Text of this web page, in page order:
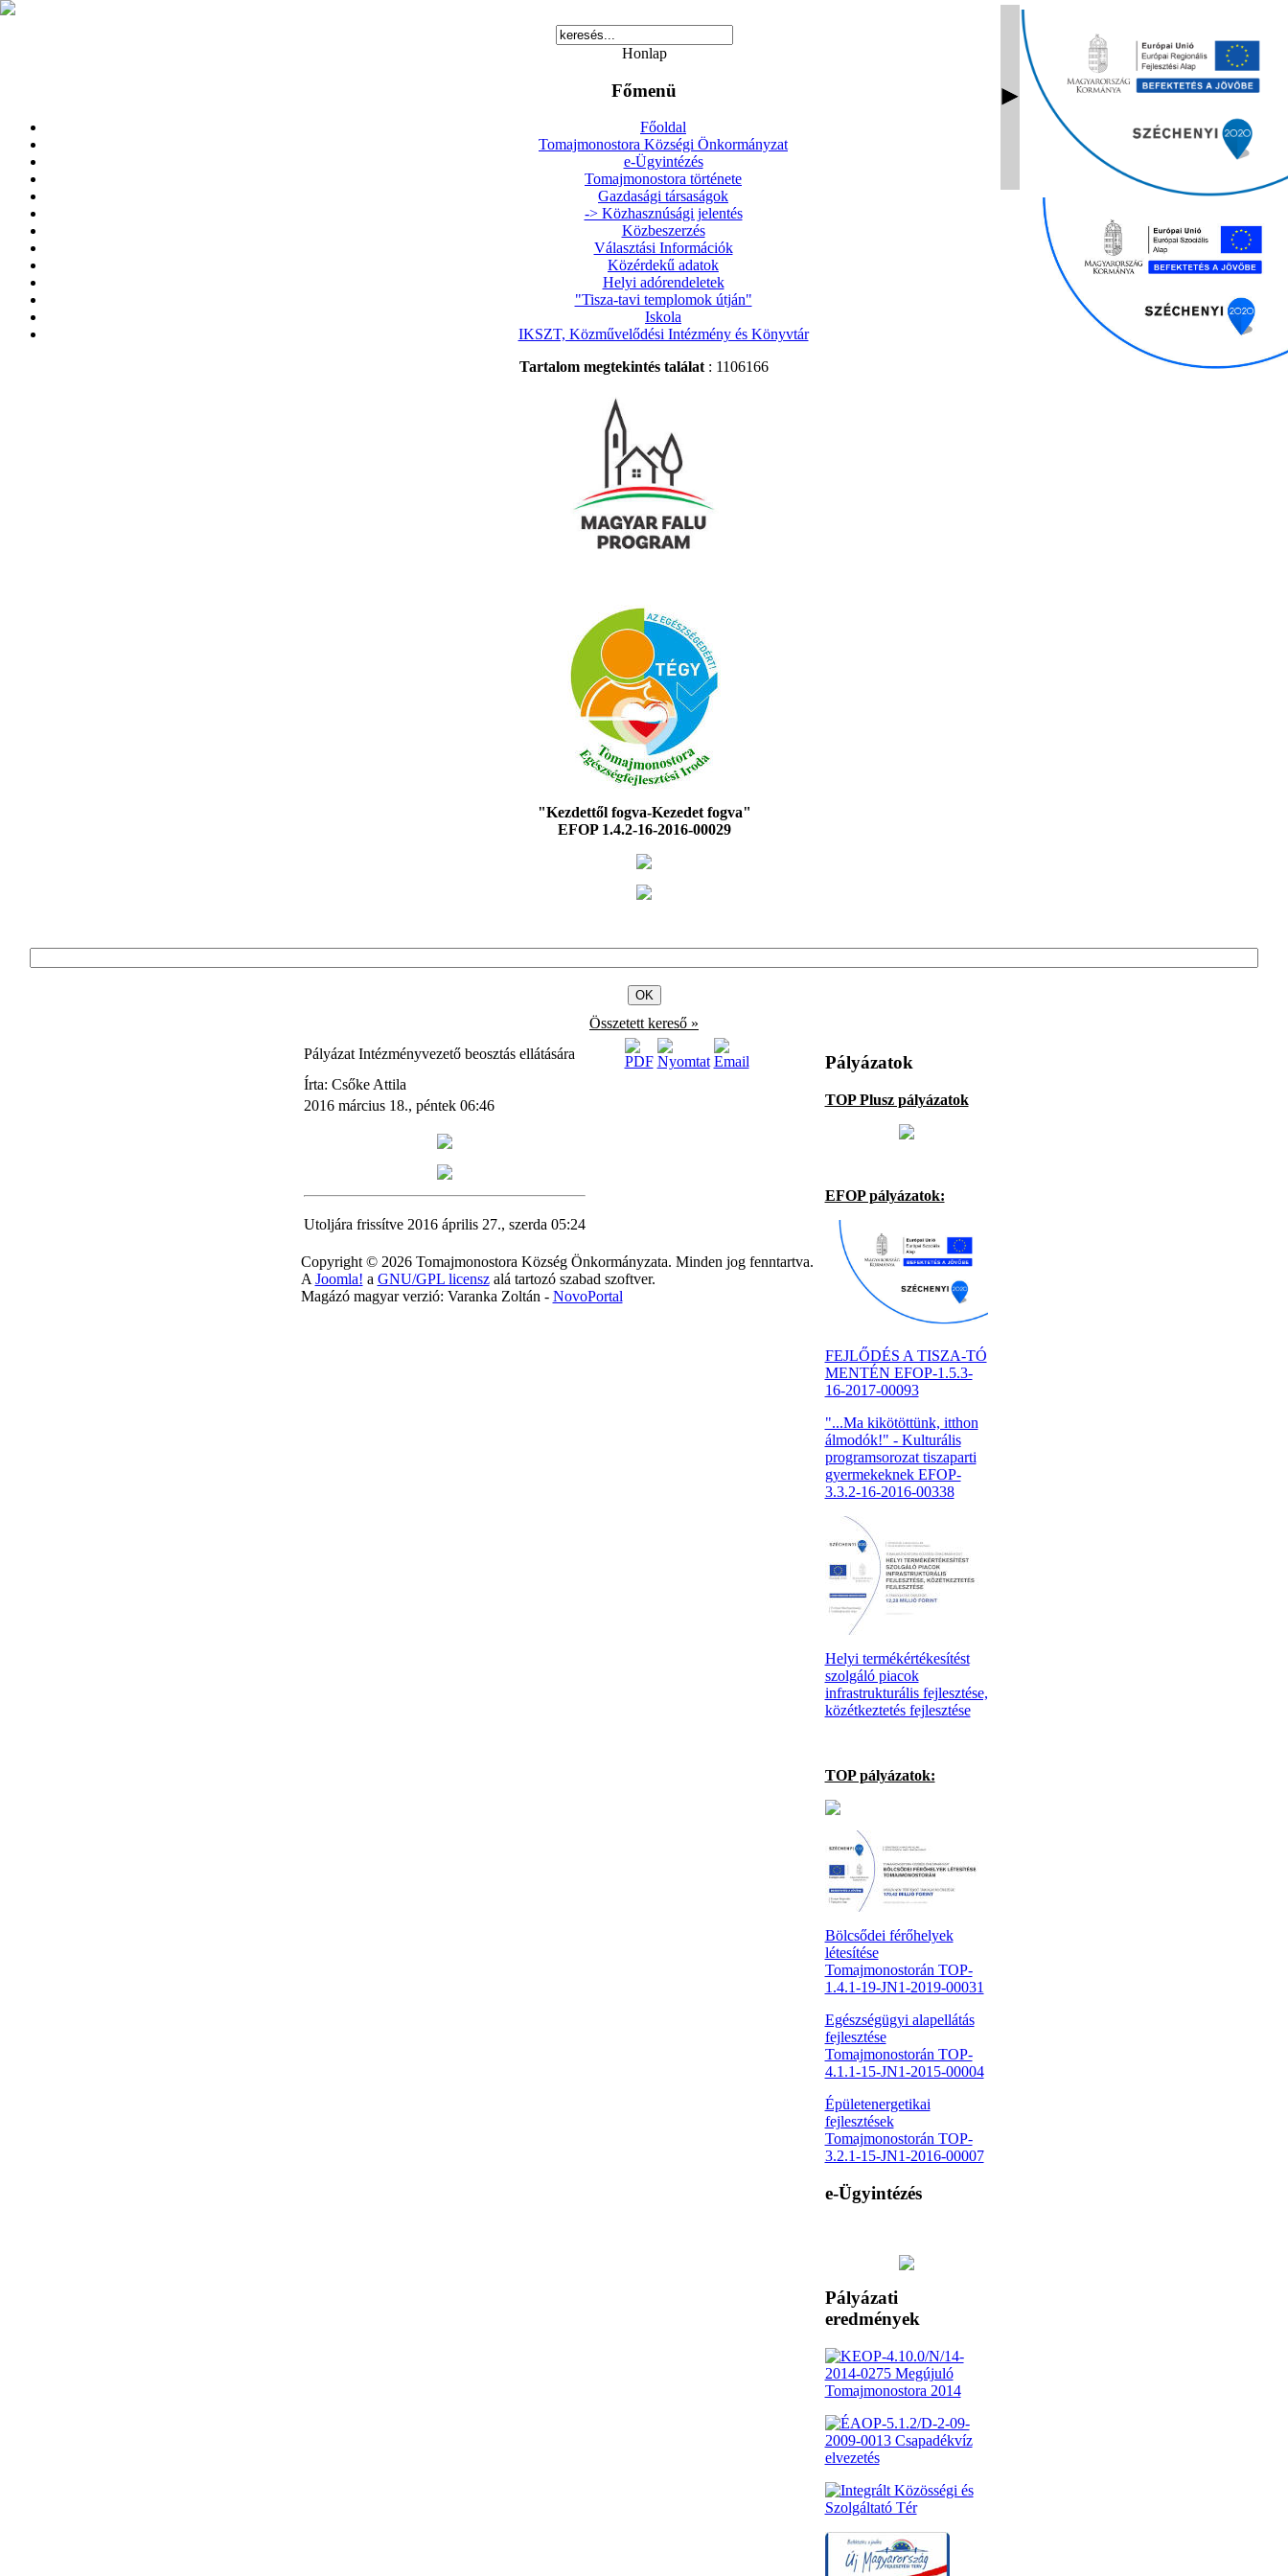
Honlap
Főmenü
Főoldal
Tomajmonostora Községi Önkormányzat
e-Ügyintézés
Tomajmonostora története
Gazdasági társaságok
-> Közhasznúsági jelentés
Közbeszerzés
Választási Információk
Közérdekű adatok
Helyi adórendeletek
"Tisza-tavi templomok útján"
Iskola
IKSZT, Közművelődési Intézmény és Könyvtár
Tartalom megtekintés találat: 1106166
"Kezdettől fogva-Kezedet fogva"
EFOP 1.4.2-16-2016-00029
Összetett kereső »
Pályázat Intézményvezető beosztás ellátására
Írta: Csőke Attila
2016 március 18., péntek 06:46
Utoljára frissítve 2016 április 27., szerda 05:24
Copyright © 2026 Tomajmonostora Község Önkormányzata. Minden jog fenntartva.
A Joomla! a GNU/GPL licenszalá tartozó szabad szoftver.
Magázó magyar verzió: Varanka Zoltán - NovoPortal
Pályázatok
TOP Plusz pályázatok
EFOP pályázatok:
FEJLŐDÉS A TISZA-TÓ
MENTÉN EFOP-1.5.3-
16-2017-00093
"...Ma kikötöttünk, itthon
álmodók!" - Kulturális
programsorozat tiszaparti
gyermekeknek EFOP-
3.3.2-16-2016-00338
Helyi termékértékesítést
szolgáló piacok
infrastrukturális fejlesztése,
közétkeztetés fejlesztése
TOP pályázatok:
Bölcsődei férőhelyek
létesítése
Tomajmonostorán TOP-
1.4.1-19-JN1-2019-00031
Egészségügyi alapellátás
fejlesztése
Tomajmonostorán TOP-
4.1.1-15-JN1-2015-00004
Épületenergetikai
fejlesztések
Tomajmonostorán TOP-
3.2.1-15-JN1-2016-00007
e-Ügyintézés
Pályázati
eredmények